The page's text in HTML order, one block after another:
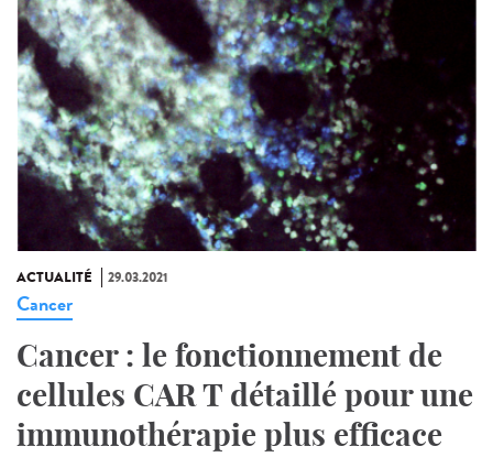
ACTUALITÉ 29.03.2021
Cancer
Cancer : le fonctionnement de
cellules CAR T détaillé pour une
immunothérapie plus efficace